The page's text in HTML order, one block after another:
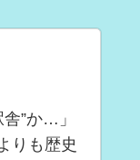
”か…」
りも歴史